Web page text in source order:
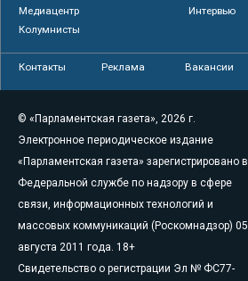
Медиацентр
Интервью
Колумнисты
Контакты Реклама Вакансии
© «Парламентская газета», 2026 г.
Электронное периодическое издание
«Парламентская газета» зарегистрировано в
Федеральной службе по надзору в сфере
связи, информационных технологий и
массовых коммуникаций (Роскомнадзор) 05
августа 2011 года. 18+
Свидетельство о регистрации Эл № ФС77-